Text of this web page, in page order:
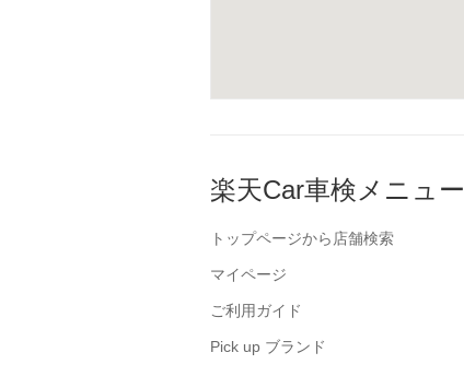
楽天Car車検メニュー
トップページから店舗検索
マイページ
ご利用ガイド
Pick up ブランド